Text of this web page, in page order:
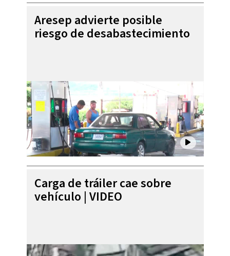
Aresep advierte posible
riesgo de desabastecimiento
Carga de tráiler cae sobre
vehículo | VIDEO